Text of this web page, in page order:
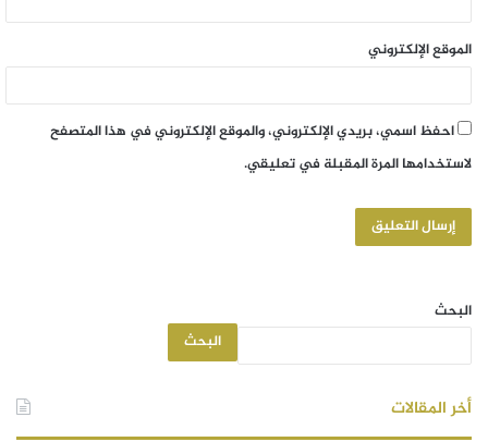
الموقع الإلكتروني
احفظ اسمي، بريدي الإلكتروني، والموقع الإلكتروني في هذا المتصفح
لاستخدامها المرة المقبلة في تعليقي.
البحث
البحث
أخر المقالات